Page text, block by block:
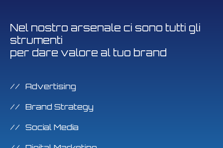
Nel nostro arsenale ci sono tutti gli
strumenti
per dare valore al tuo brand
Advertising
Brand Strategy
Social Media